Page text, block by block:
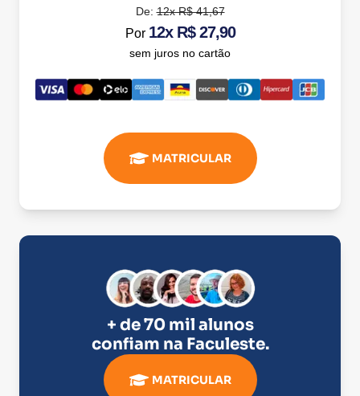
De:12x R$ 41,67
Por 12x R$ 27,90
sem juros no cartão
MATRICULAR
+ de 70 mil alunos
confiam na Faculeste.
MATRICULAR